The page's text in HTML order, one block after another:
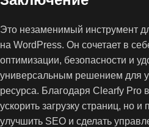
Это незаменимый инструмент
на WordPress. Он сочетает в
оптимизации, безопасности и
универсальным решением для
ресурса. Благодаря Clearfy Pro
ускорить загрузку страниц, но и
улучшить SEO и сделать